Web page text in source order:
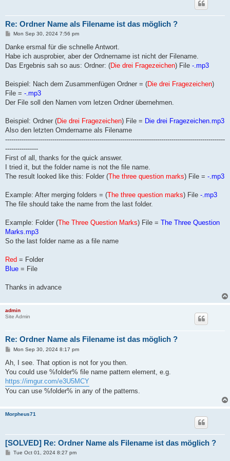
Re: Ordner Name als Filename ist das möglich ?
P
s
Mon Sep 30, 2024 7:56 pm
Danke ersmal für die schnelle Antwort.
Habe ich ausprobier, aber der Ordnername ist nicht der Filename.
Das Ergebnis sah so aus: Ordner: (Die drei Fragezeichen) File -.mp3
Beispiel: Nach dem Zusammenfügen Ordner = (Die drei Fragezeichen)
File = -.mp3
Der File soll den Namen vom letzen Ordner übernehmen.
Beispiel: Ordner (Die drei Fragezeichen) File = Die drei Fragezeichen.mp3
Also den letzten Orndername als Filename
-----------------------------------------------------------------------------------------------------------
----------------
First of all, thanks for the quick answer.
I tried it, but the folder name is not the file name.
The result looked like this: Folder (The three question marks) File = -.mp3
Example: After merging folders = (The three question marks) File -.mp3
The file should take the name from the last folder.
Example: Folder (The Three Question Marks) File = The Three Question
Marks.mp3
So the last folder name as a file name
Red = Folder
Blue = File
Thanks in advance
admin
Site Admin
Re: Ordner Name als Filename ist das möglich ?
P
s
Mon Sep 30, 2024 8:17 pm
Ah, I see. That option is not for you then.
You could use %folder% file name pattern element, e.g.
https://imgur.com/e3U5MCY
You can use %folder% in any of the patterns.
Morpheus71
[SOLVED] Re: Ordner Name als Filename ist das möglich ?
PTue Oct 01, 2024 8:27 pm